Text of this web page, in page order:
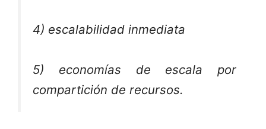
4) escalabilidad inmediata
5) economías de escala por
compartición de recursos.